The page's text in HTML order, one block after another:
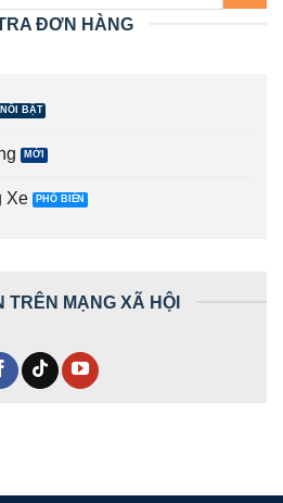
ĐƠN HÀNG
Xe
TRÊN MẠNG XÃ HỘI